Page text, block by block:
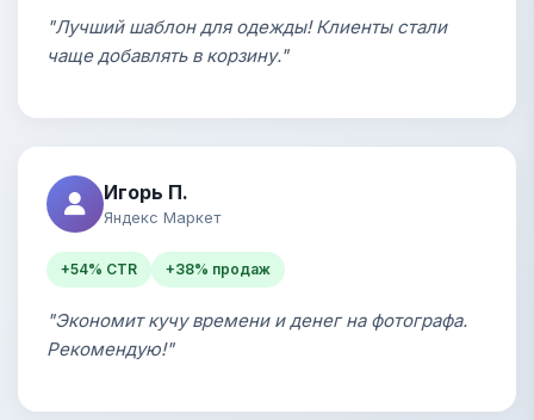
"Лучший шаблон для одежды! Клиенты стали
чаще добавлять в корзину."
Игорь П.
Яндекс Маркет
+54% CTR +38% продаж
"Экономит кучу времени и денег на фотографа.
Рекомендую!"